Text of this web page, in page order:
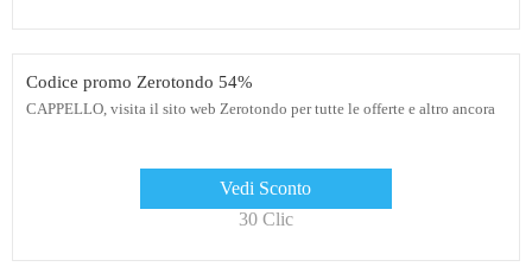
Codice promo Zerotondo 54%
CAPPELLO, visita il sito web Zerotondo per tutte le offerte e altro ancora
Vedi Sconto
30 Clic